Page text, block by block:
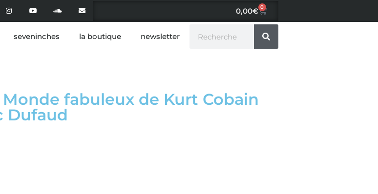
0,00€ 0
seveninches la boutique newsletter
fabuleux de Kurt Cobain
Dufaud